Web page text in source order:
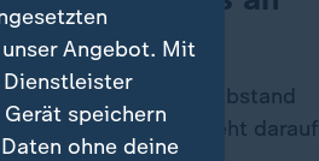
Batterie die mit Abstand
Hälfte aller Fälle geht darauf
Angebot. Mit
speichern
ohne deine